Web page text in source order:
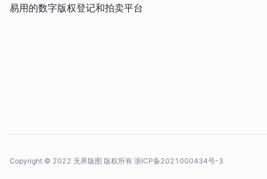
易用的数字版权登记和拍卖平台
Copyright © 2022 无界版图 版权所有 浙ICP备2021000434号-3